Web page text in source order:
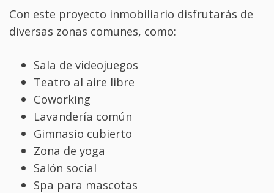
Con este proyecto inmobiliario disfrutarás de
diversas zonas comunes, como:
Sala de videojuegos
Teatro al aire libre
Coworking
Lavandería común
Gimnasio cubierto
Zona de yoga
Salón social
Spa para mascotas